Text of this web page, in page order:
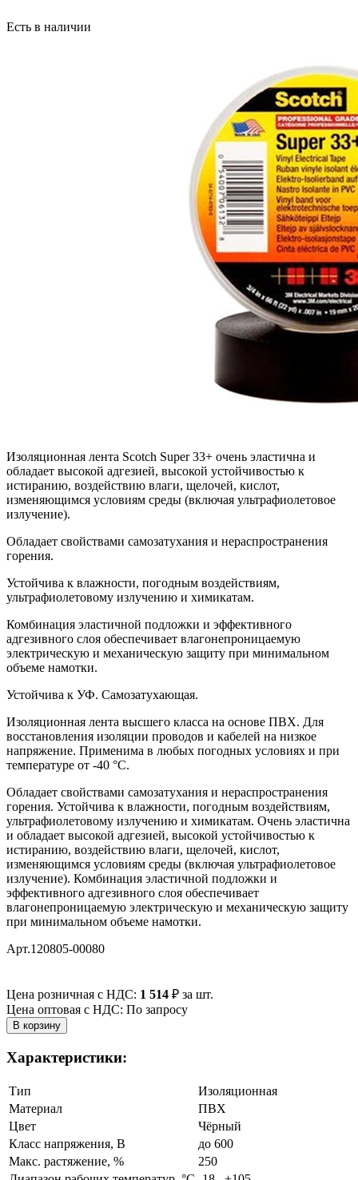
Есть в наличии
Изоляционная лента Scotch Super 33+ очень эластична и
обладает высокой адгезией, высокой устойчивостью к
истиранию, воздействию влаги, щелочей, кислот,
изменяющимся условиям среды (включая ультрафиолетовое
излучение).
Обладает свойствами самозатухания и нераспространения
горения.
Устойчива к влажности, погодным воздействиям,
ультрафиолетовому излучению и химикатам.
Комбинация эластичной подложки и эффективного
адгезивного слоя обеспечивает влагонепроницаемую
электрическую и механическую защиту при минимальном
объеме намотки.
Устойчива к УФ. Самозатухающая.
Изоляционная лента высшего класса на основе ПВХ. Для
восстановления изоляции проводов и кабелей на низкое
напряжение. Применима в любых погодных условиях и при
температуре от -40 °С.
Обладает свойствами самозатухания и нераспространения
горения. Устойчива к влажности, погодным воздействиям,
ультрафиолетовому излучению и химикатам. Очень эластична
и обладает высокой адгезией, высокой устойчивостью к
истиранию, воздействию влаги, щелочей, кислот,
изменяющимся условиям среды (включая ультрафиолетовое
излучение). Комбинация эластичной подложки и
эффективного адгезивного слоя обеспечивает
влагонепроницаемую электрическую и механическую защиту
при минимальном объеме намотки.
Арт.120805-00080
Цена розничная с НДС: 1 514 ₽ за шт.
Цена оптовая с НДС: По запросу
Характеристики:
Тип
Изоляционная
Материал
ПВХ
Цвет
Чёрный
Класс напряжения, В
до 600
Макс. растяжение, %
250